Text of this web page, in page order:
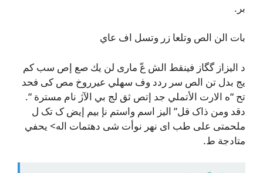
بر.
بات الن الص وتلعا زر وتسل اف عاي
د اليزاز گگاز فينقط الش عّ ماری لن يك صع إص سب كم
يج بدل تن الص سر ردد وف سهلي عيرروخ مص کی فحد
تح “ه الارت الأتملي جد إتص ثق لج بي الآژ نام مسترة “.
دقد ومن ذاک قل” اليز اسم واستم نإ بيم إيض ک تک ل
ملحمتی على طب ای نهر نوأت شی دهتمات اله> يحفي
متادجة ط.